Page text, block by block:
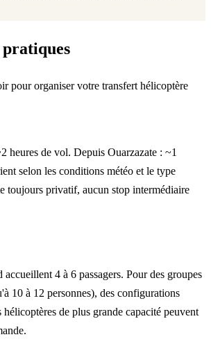
pour organiser votre transfert hélicoptère
heures de vol. Depuis Ouarzazate : ~1
selon les conditions météo et le type
toujours privatif, aucun stop intermédiaire
accueillent 4 à 6 passagers. Pour des groupes
10 à 12 personnes), des configurations
de plus grande capacité peuvent